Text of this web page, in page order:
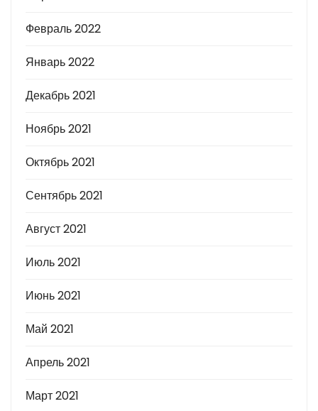
Февраль 2022
Январь 2022
Декабрь 2021
Ноябрь 2021
Октябрь 2021
Сентябрь 2021
Август 2021
Июль 2021
Июнь 2021
Май 2021
Апрель 2021
Март 2021